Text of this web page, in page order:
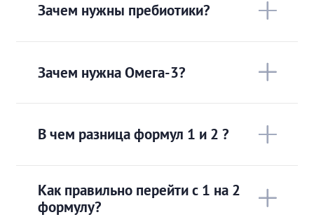
Зачем нужны пребиотики?
Зачем нужна Омега-3?
В чем разница формул 1 и 2 ?
Как правильно перейти с 1 на 2
формулу?